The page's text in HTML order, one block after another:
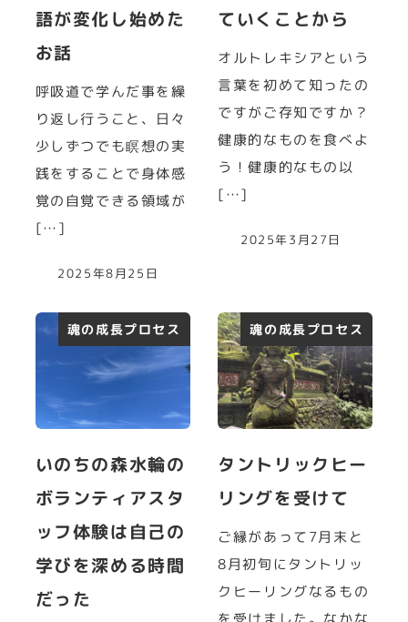
語が変化し始めた
お話
呼吸道で学んだ事を繰
り返し行うこと、日々
少しずつでも瞑想の実
践をすることで身体感
覚の自覚できる領域が
[…]
2025年8月25日
ていくことから
オルトレキシアという
言葉を初めて知ったの
ですがご存知ですか？
健康的なものを食べよ
う！健康的なもの以
[…]
2025年3月27日
魂の成長プロセス
いのちの森水輪の
ボランティアスタ
ッフ体験は自己の
学びを深める時間
だった
魂の成長プロセス
タントリックヒー
リングを受けて
ご縁があって7月末と
8月初旬にタントリッ
クヒーリングなるもの